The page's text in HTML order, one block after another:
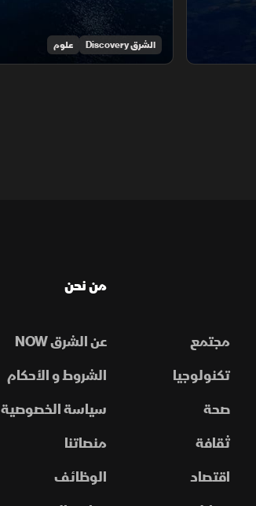
الشرق Discovery علوم
مجتمع
تكنولوجيا
صحة
ثقافة
اقتصاد
من نحن
عن الشرق NOW
الشروط و الأحكام
سياسة الخصوصية
منصاتنا
الوظائف